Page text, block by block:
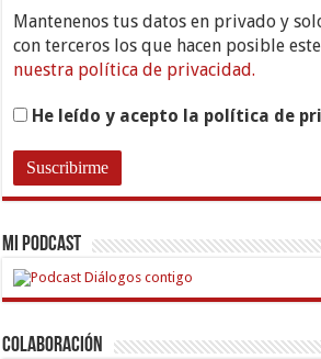
Mantenenos tus datos en privado y
con terceros los que hacen posible
nuestra política de privacidad.
He leído y acepto la política de
Mi PODCAST
COLABORACIÓN